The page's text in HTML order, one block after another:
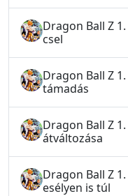
Dragon Ball Z
csel
Dragon Ball Z
támadás
Dragon Ball Z
átváltozása
Dragon Ball Z
esélyen is túl